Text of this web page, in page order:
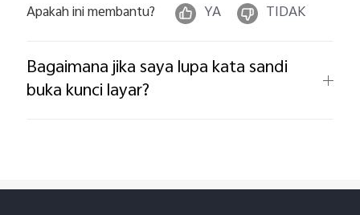
Apakah ini membantu? YA TIDAK
Bagaimana jika saya lupa kata sandi
buka kunci layar?